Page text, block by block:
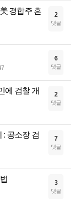
경합주 흔
2
댓글
6
댓글
에 검찰 개
2
댓글
: 공소장 검
7
댓글
3
댓글